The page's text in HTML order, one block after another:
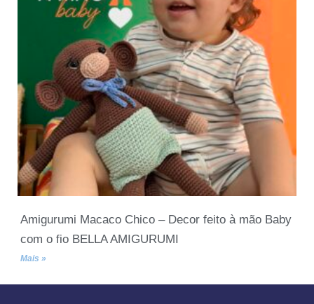
Amigurumi Macaco Chico – Decor feito à mão Baby
com o fio BELLA AMIGURUMI
Mais »